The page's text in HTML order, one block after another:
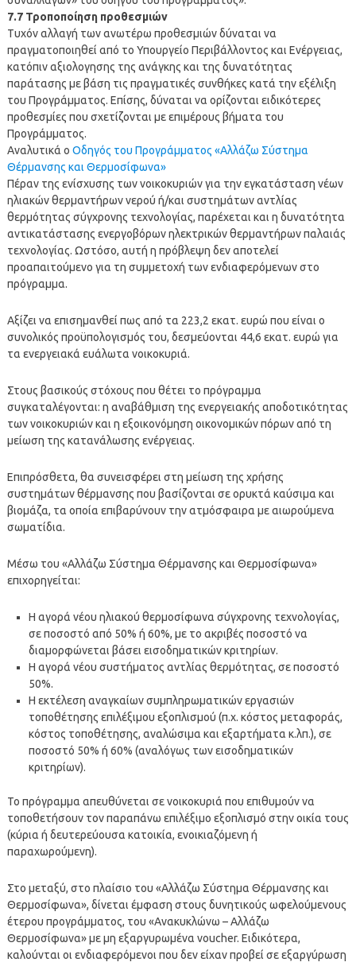
7.7 Τροποποίηση προθεσμιών
Τυχόν αλλαγή των ανωτέρω προθεσμιών δύναται να
πραγματοποιηθεί από το Υπουργείο Περιβάλλοντος και Ενέργειας,
κατόπιν αξιολογησης της ανάγκης και της δυνατότητας
παράτασης με βάση τις πραγματικές συνθήκες κατά την εξέλιξη
του Προγράμματος. Επίσης, δύναται να ορίζονται ειδικότερες
προθεσμίες που σχετίζονται με επιμέρους βήματα του
Προγράμματος.
Αναλυτικά ο Οδηγός του Προγράμματος «Αλλάζω Σύστημα
Θέρμανσης και Θερμοσίφωνα»
Πέραν της ενίσχυσης των νοικοκυριών για την εγκατάσταση νέων
ηλιακών θερμαντήρων νερού ή/και συστημάτων αντλίας
θερμότητας σύγχρονης τεχνολογίας, παρέχεται και η δυνατότητα
αντικατάστασης ενεργοβόρων ηλεκτρικών θερμαντήρων παλαιάς
τεχνολογίας. Ωστόσο, αυτή η πρόβλεψη δεν αποτελεί
προαπαιτούμενο για τη συμμετοχή των ενδιαφερόμενων στο
πρόγραμμα.
Αξίζει να επισημανθεί πως από τα 223,2 εκατ. ευρώ που είναι ο
συνολικός προϋπολογισμός του, δεσμεύονται 44,6 εκατ. ευρώ για
τα ενεργειακά ευάλωτα νοικοκυριά.
Στους βασικούς στόχους που θέτει το πρόγραμμα
συγκαταλέγονται: η αναβάθμιση της ενεργειακής αποδοτικότητας
των νοικοκυριών και η εξοικονόμηση οικονομικών πόρων από τη
μείωση της κατανάλωσης ενέργειας.
Επιπρόσθετα, θα συνεισφέρει στη μείωση της χρήσης
συστημάτων θέρμανσης που βασίζονται σε ορυκτά καύσιμα και
βιομάζα, τα οποία επιβαρύνουν την ατμόσφαιρα με αιωρούμενα
σωματίδια.
Μέσω του «Αλλάζω Σύστημα Θέρμανσης και Θερμοσίφωνα»
επιχορηγείται:
Η αγορά νέου ηλιακού θερμοσίφωνα σύγχρονης τεχνολογίας,
σε ποσοστό από 50% ή 60%, με το ακριβές ποσοστό να
διαμορφώνεται βάσει εισοδηματικών κριτηρίων.
Η αγορά νέου συστήματος αντλίας θερμότητας, σε ποσοστό
50%.
Η εκτέλεση αναγκαίων συμπληρωματικών εργασιών
τοποθέτησης επιλέξιμου εξοπλισμού (π.χ. κόστος μεταφοράς,
κόστος τοποθέτησης, αναλώσιμα και εξαρτήματα κ.λπ.), σε
ποσοστό 50% ή 60% (αναλόγως των εισοδηματικών
κριτηρίων).
Το πρόγραμμα απευθύνεται σε νοικοκυριά που επιθυμούν να
τοποθετήσουν τον παραπάνω επιλέξιμο εξοπλισμό στην οικία τους
(κύρια ή δευτερεύουσα κατοικία, ενοικιαζόμενη ή
παραχωρούμενη).
Στο μεταξύ, στο πλαίσιο του «Αλλάζω Σύστημα Θέρμανσης και
Θερμοσίφωνα», δίνεται έμφαση στους δυνητικούς ωφελούμενους
έτερου προγράμματος, του «Ανακυκλώνω – Αλλάζω
Θερμοσίφωνα» με μη εξαργυρωμένα voucher. Ειδικότερα,
καλούνται οι ενδιαφερόμενοι που δεν είχαν προβεί σε εξαργύρωση